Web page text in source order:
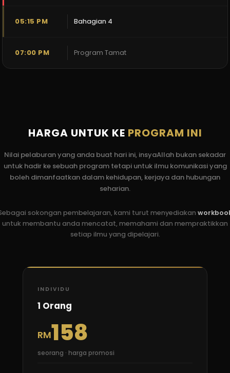
05:15 PM Bahagian 4
07:00 PM Program Tamat
HARGA UNTUK KE PROGRAM INI
Nilai pelaburan yang anda buat hari ini, insyaAllah bukan sekadar
untuk hadir ke sebuah program tetapi untuk ilmu komunikasi yang
boleh dimanfaatkan dalam kehidupan, kerjaya dan hubungan
seharian.
sokongan pembelajaran, kami turut menyediakan
untuk membantu anda mencatat, memahami dan mempraktikkan
setiap ilmu yang dipelajari.
INDIVIDU
1 Orang
RM158
seorang · harga promosi